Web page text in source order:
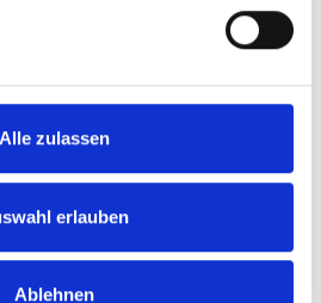
Alle zulassen
erlauben
Ablehnen
Bikini-Hose von Lascana.
regulierbar. Vielseitig
für Strandurlaub und Pool.
Details